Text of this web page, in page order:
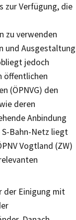
zur Verfügung, die
zu verwenden
und Ausgestaltung
jedoch
öffentlichen
(ÖPNVG) den
deren
Anbindung
Bahn-Netz liegt
Vogtland (ZW)
der Einigung mit